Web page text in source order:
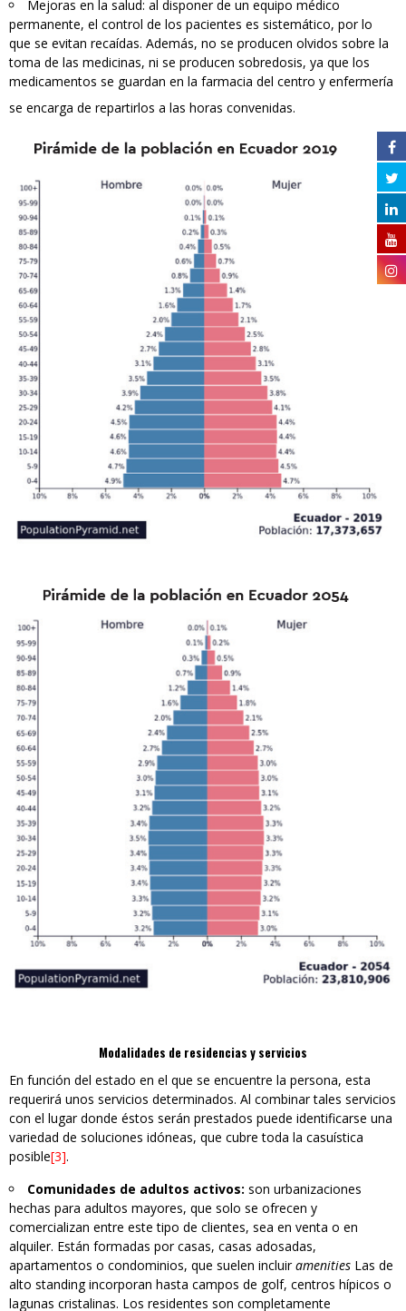
Mejoras en la salud: al disponer de un equipo médico
permanente, el control de los pacientes es sistemático, por lo
que se evitan recaídas. Además, no se producen olvidos sobre la
toma de las medicinas, ni se producen sobredosis, ya que los
medicamentos se guardan en la farmacia del centro y enfermería
se encarga de repartirlos a las horas convenidas.
Modalidades de residencias y servicios
En función del estado en el que se encuentre la persona, esta
requerirá unos servicios determinados. Al combinar tales servicios
con el lugar donde éstos serán prestados puede identificarse una
variedad de soluciones idóneas, que cubre toda la casuística
posible[3].
Comunidades de adultos activos: son urbanizaciones
hechas para adultos mayores, que solo se ofrecen y
comercializan entre este tipo de clientes, sea en venta o en
alquiler. Están formadas por casas, casas adosadas,
apartamentos o condominios, que suelen incluiramenities Las de
alto standing incorporan hasta campos de golf, centros hípicos o
lagunas cristalinas. Los residentes son completamente